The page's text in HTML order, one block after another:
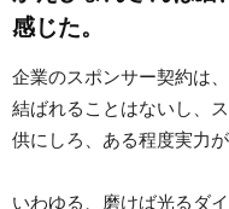
感じた。
企業のスポンサー契約は
結ばれることはないし、
供にしろ、ある程度実力
いわゆる、磨けば光るダ